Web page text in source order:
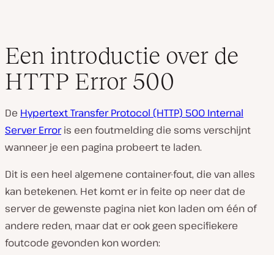
Een introductie over de
HTTP Error 500
De Hypertext Transfer Protocol (HTTP) 500 Internal
Server Erroris een foutmelding die soms verschijnt
wanneer je een pagina probeert te laden.
Dit is een heel algemene container-fout, die van alles
kan betekenen. Het komt er in feite op neer dat de
server de gewenste pagina niet kon laden om één of
andere reden, maar dat er ook geen specifiekere
foutcode gevonden kon worden: